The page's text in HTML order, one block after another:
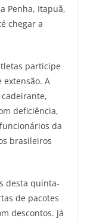
Penha, Itapuã,
chegar a
participe
A
deficiência,
da
brasileiros
desta quinta-
de pacotes
descontos. Já